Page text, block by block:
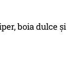
boia dulce și